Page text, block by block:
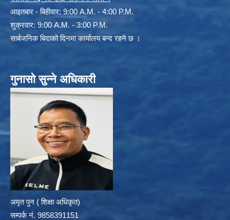
आइतबार - बिहीवार: 9:00 A.M. - 4:00 P.M.
शुक्रवार: 9:00 A.M. - 3:00 P.M.
सार्बजनिक बिदाको दिनमा कार्यालय बन्द रहने छ ।
गुनासो सुन्ने अधिकारी
अमृत पुन ( शिक्षा अधिकृत)
सम्पर्क न‌ं. 9858391151